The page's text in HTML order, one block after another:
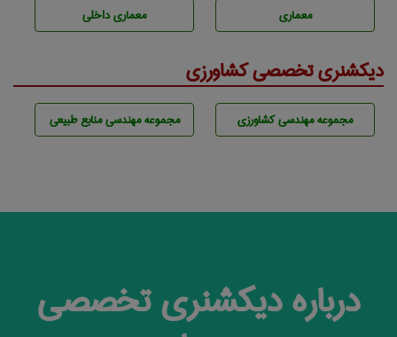
معماری معماری داخلی
دیکشنری تخصصی کشاورزی
مجموعه مهندسی كشاورزی مجموعه مهندسی منابع طبيعی
درباره دیکشنری تخصصی